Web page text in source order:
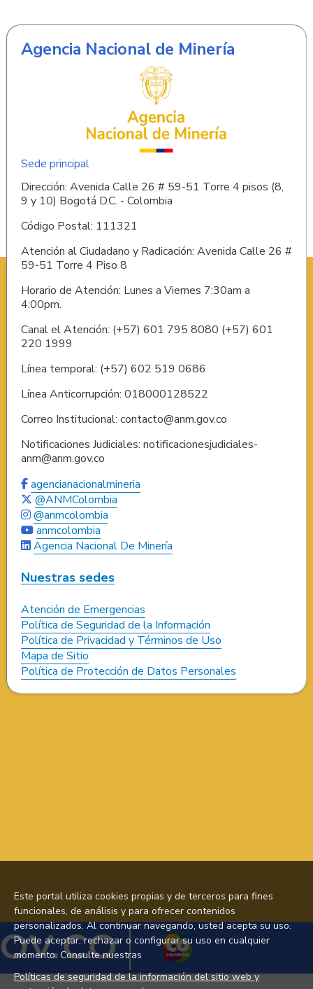
Agencia Nacional de Minería
Sede principal
Dirección: Avenida Calle 26 # 59-51 Torre 4 pisos (8,
9 y 10) Bogotá D.C. - Colombia
Código Postal: 111321
Atención al Ciudadano y Radicación: Avenida Calle 26 #
59-51 Torre 4 Piso 8
Horario de Atención: Lunes a Viernes 7:30am a
4:00pm.
Canal el Atención: (+57) 601 795 8080 (+57) 601
220 1999
Línea temporal: (+57) 602 519 0686
Línea Anticorrupción: 018000128522
Correo Institucional: contacto@anm.gov.co
Notificaciones Judiciales: notificacionesjudiciales-
anm@anm.gov.co
agencianacionalmineria
@ANMColombia
@anmcolombia
anmcolombia
Agencia Nacional De Minería
Nuestras sedes
Atención de Emergencias
Política de Seguridad de la Información
Política de Privacidad y Términos de Uso
Mapa de Sitio
Política de Protección de Datos Personales
Este portal utiliza cookies propias y de terceros para fines
funcionales, de análisis y para ofrecer contenidos
personalizados. Al continuar navegando, usted acepta su uso.
Puede aceptar, rechazar o configurar su uso en cualquier
momento. Consulte nuestras
Políticas de seguridad de la información del sitio web y